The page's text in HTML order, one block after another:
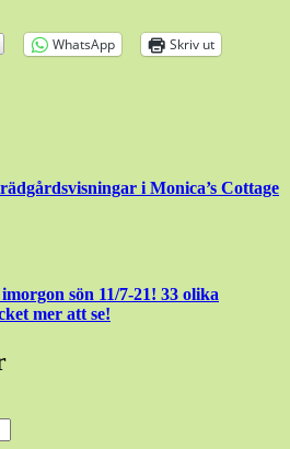
WhatsApp
Skriv ut
i Monica’s Cottage
sön 11/7-21! 33 olika
mer att se!